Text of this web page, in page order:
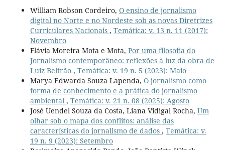
William Robson Cordeiro, O ensino de jornalismo
digital no Norte e no Nordeste sob as novas Diretrizes
Curriculares Nacionais , Temática: v. 13 n. 11 (2017):
Novembro
Flávia Moreira Mota e Mota, Por uma filosofia do
Jornalismo contemporâneo: reflexões à luz da obra de
Luiz Beltrão , Temática: v. 19 n. 5 (2023): Maio
Marya Edwarda Souza Lapenda, O jornalismo como
forma de conhecimento e a prática do jornalismo
ambiental , Temática: v. 21 n. 08 (2025): Agosto
José Uendel Souza da Costa, Liana Vidigal Rocha, Um
olhar sob o mapa dos conflitos: análise das
características do jornalismo de dados , Temática: v.
19 n. 9 (2023): Setembro